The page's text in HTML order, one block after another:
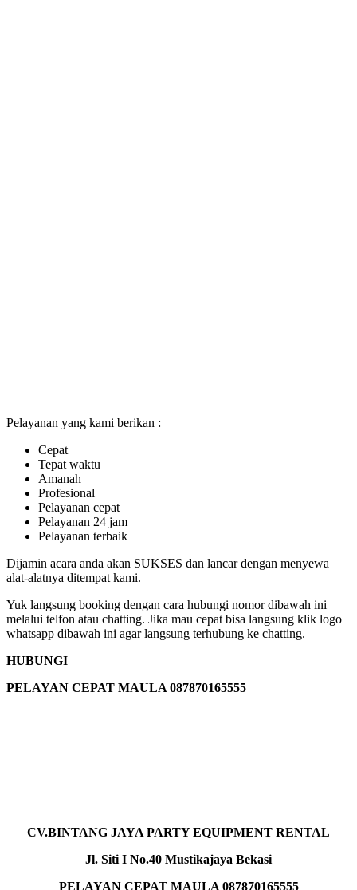
Pelayanan yang kami berikan :
Cepat
Tepat waktu
Amanah
Profesional
Pelayanan cepat
Pelayanan 24 jam
Pelayanan terbaik
Dijamin acara anda akan SUKSES dan lancar dengan menyewa
alat-alatnya ditempat kami.
Yuk langsung booking dengan cara hubungi nomor dibawah ini
melalui telfon atau chatting. Jika mau cepat bisa langsung klik logo
whatsapp dibawah ini agar langsung terhubung ke chatting.
HUBUNGI
PELAYAN CEPAT MAULA 087870165555
CV.BINTANG JAYA PARTY EQUIPMENT RENTAL
Jl. Siti I No.40 Mustikajaya Bekasi
PELAYAN CEPAT MAULA 087870165555